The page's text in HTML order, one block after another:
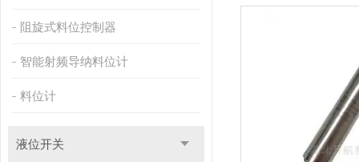
阻旋式料位控制器
智能射频导纳料位计
料位计
液位开关